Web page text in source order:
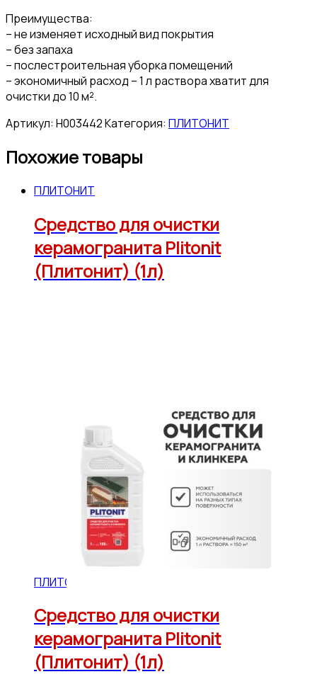
Преимущества:
– не изменяет исходный вид покрытия
– без запаха
– послестроительная уборка помещений
– экономичный расход – 1 л раствора хватит для
очистки до 10 м².
Артикул: Н003442Категория: ПЛИТОНИТ
Похожие товары
ПЛИТОНИТ
Средство для очистки
керамогранита Plitonit
(Плитонит) (1л)
ПЛИТОНИТ
Средство для очистки
керамогранита Plitonit
(Плитонит) (1л)